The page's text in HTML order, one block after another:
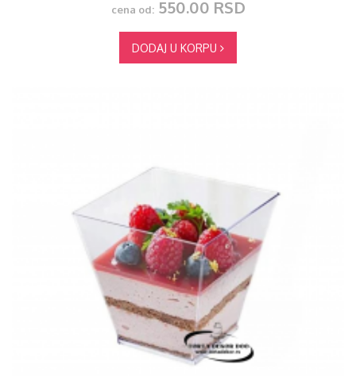
cena od:550.00 RSD
DODAJ U KORPU